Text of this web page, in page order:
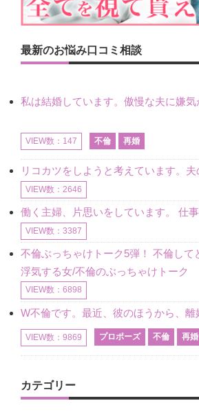
最新のお悩み口コミ相談
VIEW数：147 不倫 再婚
VIEW数：2646
VIEW数：3387
浮気する女/不倫のぶっちゃけトーク
VIEW数：6898
VIEW数：9869 プロポーズ 不倫 再婚
カテゴリー